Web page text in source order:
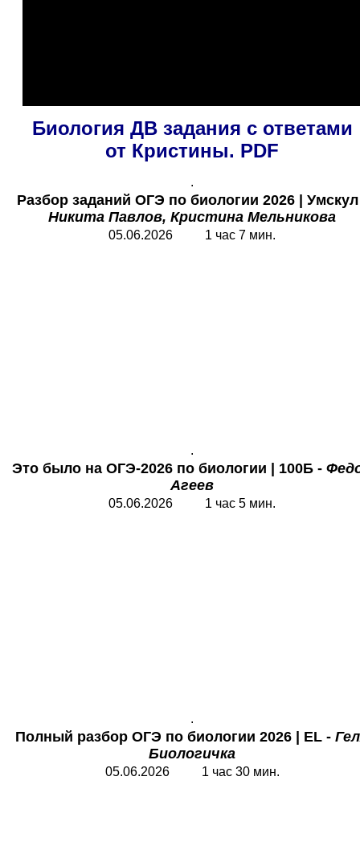
Биология ДВ задания с ответами
от Кристины. PDF
.
Разбор заданий ОГЭ по биологии 2026 У
Никита Павлов, Кристина Мельникова
05.06.2026 1 час 7 мин.
.
Это было на ОГЭ-2026 по биологии 100Б -
Агеев
05.06.2026 1 час 5 мин.
.
Полный разбор ОГЭ по биологии 2026 EL -
Биологичка
05.06.2026 1 час 30 мин.